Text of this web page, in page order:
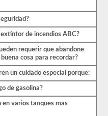
de incendios ABC?
requerir que abandone
cosa para recordar?
un cuidado especial porque:
de gasolina?
en varios tanques mas